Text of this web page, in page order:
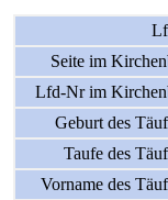
Seite im
Lfd-Nr im
Geburt des
Taufe des
Vorname des